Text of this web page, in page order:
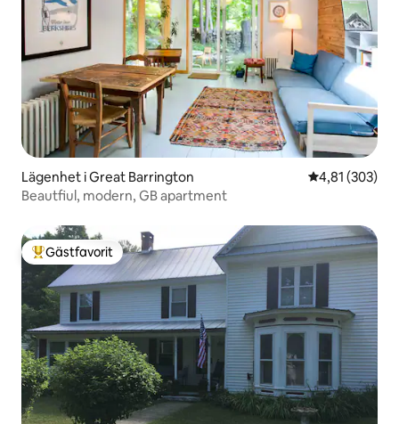
Lägenhet i Great Barrington 4,81 av 5 i
4,81 (303)
Beautfiul, modern, GB apartment
Populär gästfavorit
Gästfavorit